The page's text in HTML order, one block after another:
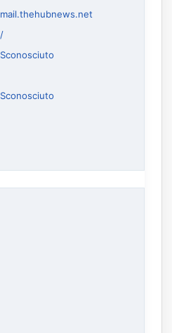
mail.thehubnews.net
/
Sconosciuto
Sconosciuto